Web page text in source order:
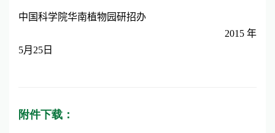
中国科学院华南植物园研招办
2015 年
5月 25 日
附件下载：